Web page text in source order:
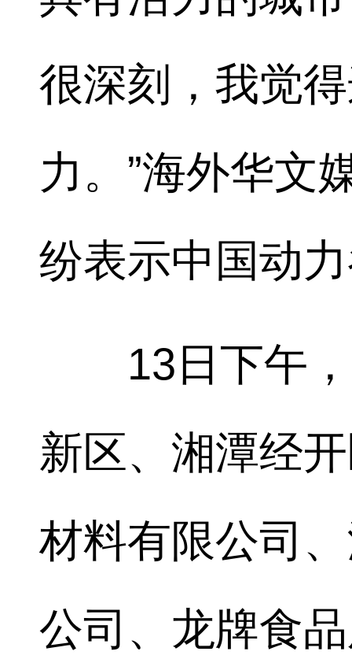
很深刻，我觉
力。”海外华文
纷表示中国动力
13日下午，
新区、湘潭经
材料有限公司
公司、龙牌食